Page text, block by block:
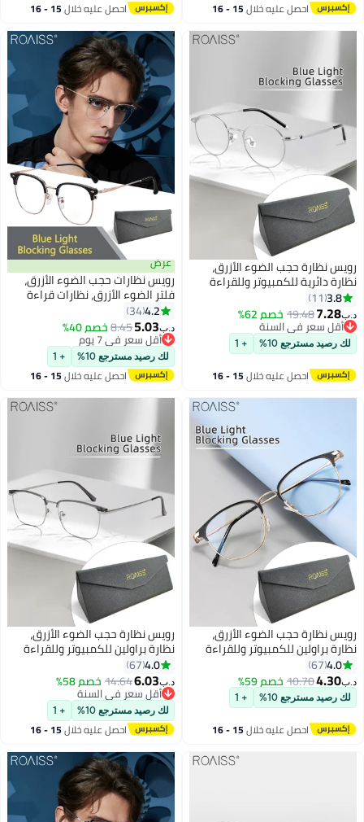
احصل عليه خلال 15 - 16 احصل عليه خلال 15 - 16
حجب الضوء الأزرق،
للكمبيوتر وللقراءة
والتلفزيون والهواتف بفلتر
بإطار من التيتانيوم،
الموضة المضادة لإجهاد
للنساء والرجال،
11
19.48 خصم 62%
سعر في السنة
سعر في السنة
مسترجع 10% + 1
احصل عليه خلال 15 - 16
عرض
رويس نظارات حجب الضوء الأزرق،
فلتر الضوء الأزرق، نظارات قراءة
الكمبيوتر، الألعاب، التلفزيون،
الهواتف، نظارات مربعة أنيقة
مضادة لإجهاد العين، نظارات الصداع
للرجال والنساء، أسود وذهبي 50 مم
34
5.03
8.45خصم 40%
أقل سعر في 7 يوم
أقل سعر في 7 يوم
لك رصيد مسترجع 10% + 1
احصل عليه خلال 15 - 16
حجب الضوء الأزرق،
للكمبيوتر وللقراءة
والتلفزيون والهواتف بفلتر
نظارات الموضة
لإجهاد العين والصداع
أسود ذهبي، 52 مم
67
10.70خصم 59%
مسترجع 10% + 1
احصل عليه خلال 15 - 16
رويس نظارة حجب الضوء الأزرق،
نظارة براولين للكمبيوتر وللقراءة
والألعاب والتلفزيون والهواتف بفلتر
الضوء الأزرق، نظارات الموضة
المضادة لإجهاد العين والصداع
للنساء والرجال، 54 مم
67
6.03
14.64خصم 58%
أقل سعر في السنة
أقل سعر في السنة
لك رصيد مسترجع 10% + 1
احصل عليه خلال 15 - 16